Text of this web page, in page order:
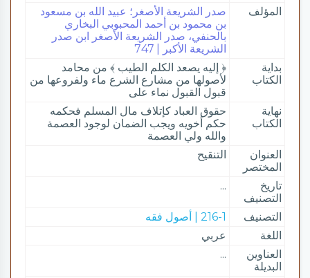
المؤلف
صدر الشريعة الأصغر؛ عبيد الله بن مسعود
بن محمود بن أحمد المحبوبي البخاري
بالحنفي، صدر الشريعة الأصغر ابن صدر
الشريعة الأكبر | 747
بداية
الكتاب
﴿ إليه يصعد الكلم الطيب ﴾ من محامد
لأصولها من مشارع الشرع ماء ولفروعها من
قبول القبول نماء على
نهاية
الكتاب
حقوق العباد كإتلاف مال المسلم فحكمه
حكم أخويه ويجب الضمان لوجود العصمة
والله ولي العصمة
العنوان
المختصر
التنقيح
تاريخ
التصنيف
...
التصنيف
216-1 | أصول فقه
اللغة
عربي
العناوين
البديلة
...